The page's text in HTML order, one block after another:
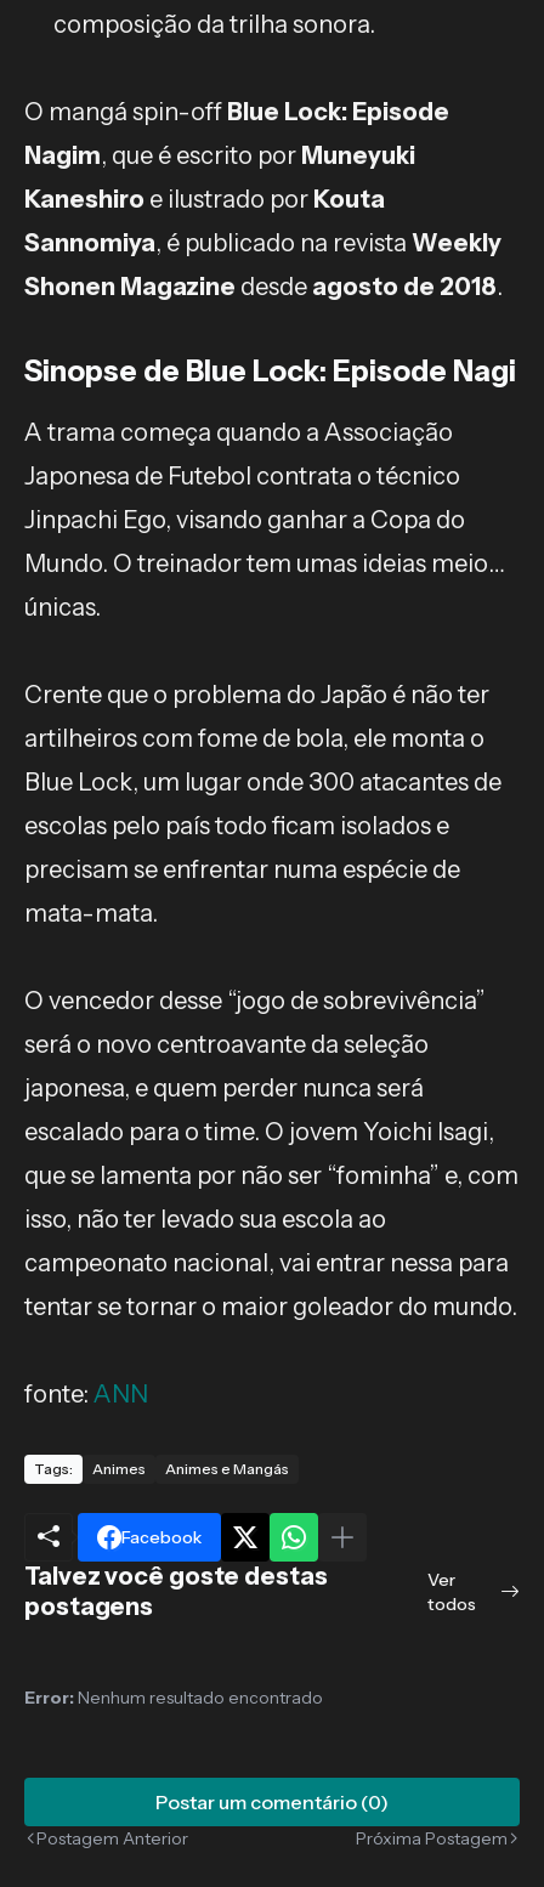
composição da trilha sonora.
O mangá spin-off Blue Lock: Episode
Nagim, que é escrito por Muneyuki
Kaneshiro e ilustrado por Kouta
Sannomiya, é publicado na revista Weekly
Shonen Magazine desde agosto de 2018.
Sinopse de Blue Lock: Episode Nagi
A trama começa quando a Associação
Japonesa de Futebol contrata o técnico
Jinpachi Ego, visando ganhar a Copa do
Mundo. O treinador tem umas ideias meio…
únicas.
Crente que o problema do Japão é não ter
artilheiros com fome de bola, ele monta o
Blue Lock, um lugar onde 300 atacantes de
escolas pelo país todo ficam isolados e
precisam se enfrentar numa espécie de
mata-mata.
O vencedor desse “jogo de sobrevivência”
será o novo centroavante da seleção
japonesa, e quem perder nunca será
escalado para o time. O jovem Yoichi Isagi,
que se lamenta por não ser “fominha” e, com
isso, não ter levado sua escola ao
campeonato nacional, vai entrar nessa para
tentar se tornar o maior goleador do mundo.
fonte: ANN
Tags: Animes Animes e Mangás
Facebook
Talvez você goste destas
postagens
Ver
todos
Error: Nenhum resultado encontrado
Postar um comentário (0)
Postagem Anterior Próxima Postagem